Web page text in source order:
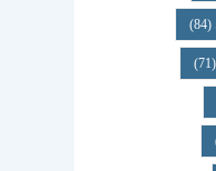
(84)